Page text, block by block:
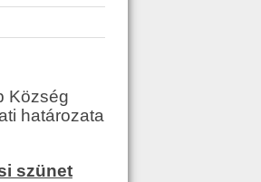
Község
határozata
szünet